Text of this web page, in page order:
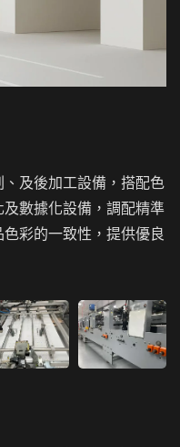
及後加工設備，搭配色
數據化設備，調配精準
彩的一致性，提供優良